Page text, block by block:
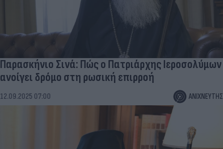
Παρασκήνιο Σινά: Πώς ο Πατριάρχης Ιεροσολύμων
ανοίγει δρόμο στη ρωσική επιρροή
12.09.2025 07:00 ΑΝΙΧΝΕΥΤΗΣ